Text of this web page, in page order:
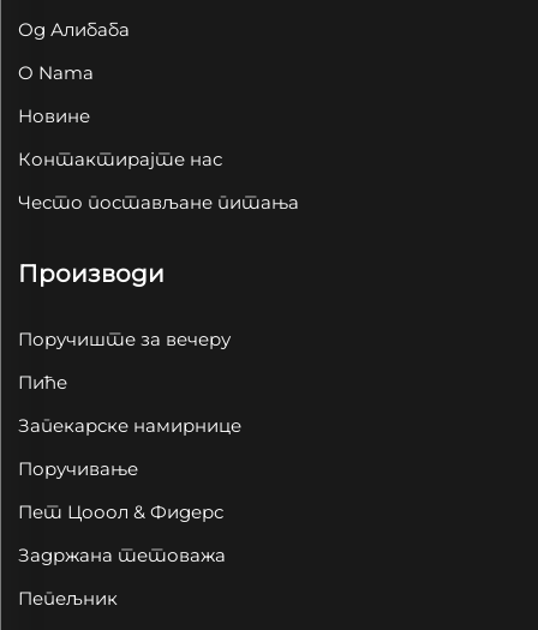
Од Алибаба
O Nama
Новине
Контактирајте нас
Често постављане питања
Производи
Поручиште за вечеру
Пиће
Запекарске намирнице
Поручивање
Пет Цооол & Фидерс
Задржана тетоважа
Пепељник